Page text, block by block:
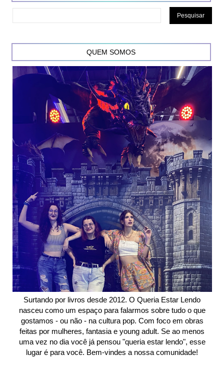
QUEM SOMOS
Surtando por livros desde 2012. O Queria Estar Lendo
nasceu como um espaço para falarmos sobre tudo o que
gostamos - ou não - na cultura pop. Com foco em obras
feitas por mulheres, fantasia e young adult. Se ao menos
uma vez no dia você já pensou "queria estar lendo", esse
lugar é para você. Bem-vindes a nossa comunidade!